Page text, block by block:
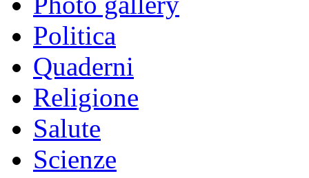
Politica
Quaderni
Religione
Salute
Scienze